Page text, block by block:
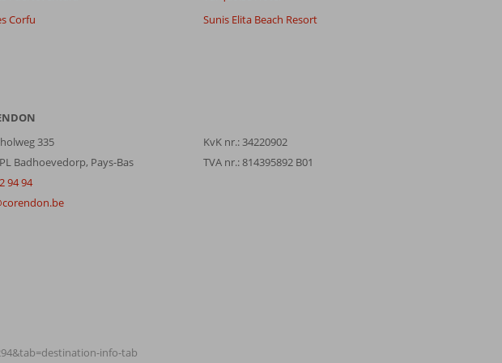
datum (nieuw > oud)
Corfu
Sunis Elita Beach Resort
335
Badhoevedorp, Pays-Bas
94 94
KvK nr.: 34220902
TVA nr.: 814395892 B01
info-tab